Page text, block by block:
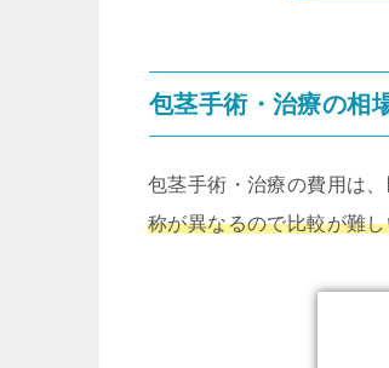
包茎手術・治療の相
包茎手術・治療の費用は
称が異なるので比較が難